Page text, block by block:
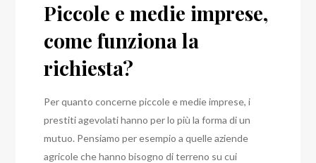
Piccole e medie imprese,
come funziona la
richiesta?
Per quanto concerne piccole e medie imprese, i
prestiti agevolati hanno per lo più la forma di un
mutuo. Pensiamo per esempio a quelle aziende
agricole che hanno bisogno di terreno su cui